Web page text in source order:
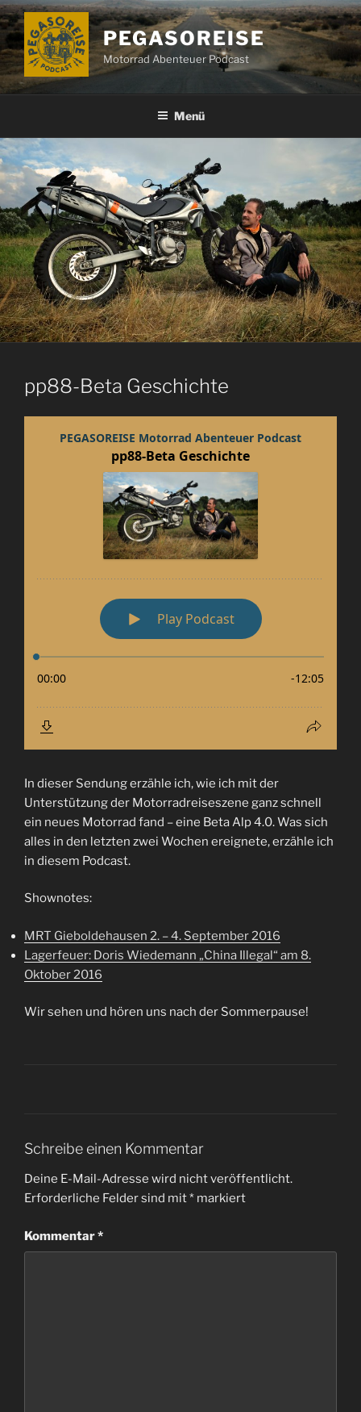
Zum
Inhalt
springen
PEGASOREISE
Motorrad Abenteuer Podcast
Menü
pp88-Beta Geschichte
In dieser Sendung erzähle ich, wie ich mit der
Unterstützung der Motorradreiseszene ganz schnell
ein neues Motorrad fand – eine Beta Alp 4.0. Was sich
alles in den letzten zwei Wochen ereignete, erzähle ich
in diesem Podcast.
Shownotes:
MRT Gieboldehausen 2. – 4. September 2016
Lagerfeuer: Doris Wiedemann „China Illegal“ am 8.
Oktober 2016
Wir sehen und hören uns nach der Sommerpause!
Schreibe einen Kommentar
Deine E-Mail-Adresse wird nicht veröffentlicht.
Erforderliche Felder sind mit* markiert
Kommentar*